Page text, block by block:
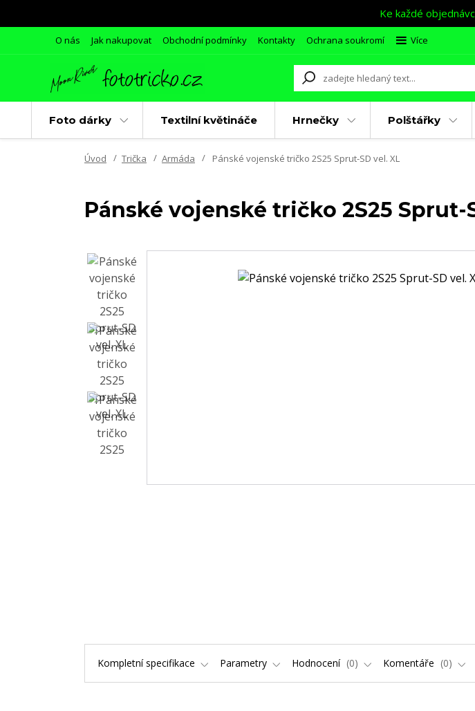
Ke každé
O nás Jak nakupovat Obchodní podmínky Kontakty Ochrana soukromí Více
Foto dárky Textilní květináče Hrnečky Polštářky
Úvod Trička Armáda Pánské vojenské tričko 2S25 Sprut-SD vel. XL
Pánské vojenské tričko 2S25 Sprut-
Kompletní specifikace Parametry Hodnocení 0 Komentáře 0